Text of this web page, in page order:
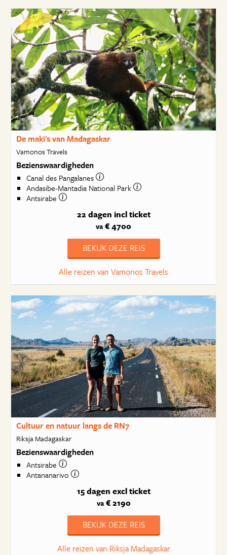
De maki's van Madagaskar
Vamonos Travels
Bezienswaardigheden
Canal des Pangalanes
Andasibe-Mantadia National Park
Antsirabe
22 dagen incl ticket
va € 4700
BEKIJK DEZE REIS
Alle reizen van Vamonos Travels
Cultuur en natuur langs de RN7
Riksja Madagaskar
Bezienswaardigheden
Antsirabe
Antananarivo
15 dagen excl ticket
va€ 2190
BEKIJK DEZE REIS
Alle reizen van Riksja Madagaskar